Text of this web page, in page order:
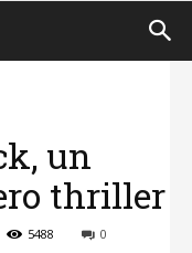
un
thriller
5488 0